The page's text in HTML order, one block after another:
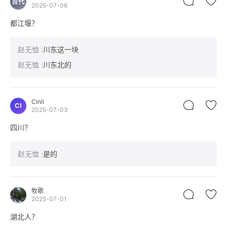
2025-07-06
都江堰？
赵无恤 :川东这一块
赵无恤 :川东北的
CI
Cinli
2025-07-03
四川？
赵无恤 :是的
牧歌
2025-07-01
湖北人？